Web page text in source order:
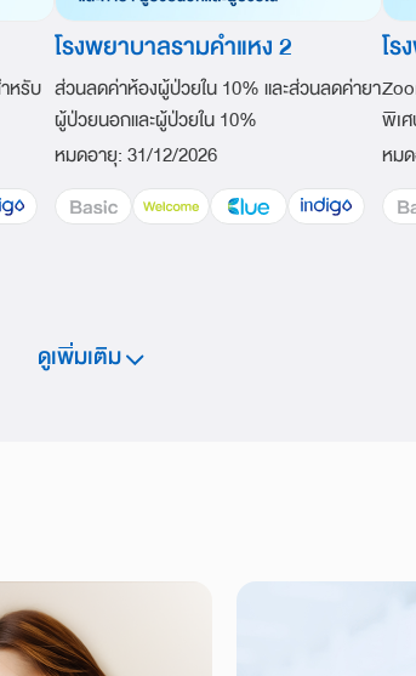
หรับ
โรงพยาบาลรามคำแหง 2
ส่วนลดค่าห้องผู้ป่วยใน 10% และส่วนลดค่ายา
ผู้ป่วยนอกและผู้ป่วยใน 10%
หมดอายุ:31/12/2026
โร
พิเ
หม
ดูเพิ่มเติม